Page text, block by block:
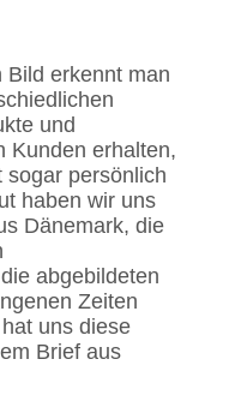
Bild erkennt man
und
Kunden erhalten,
sogar persönlich
haben wir uns
Dänemark, die
abgebildeten
Zeiten
uns diese
Brief aus